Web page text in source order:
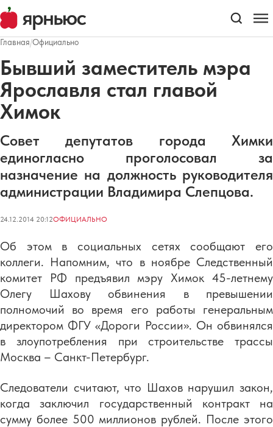
Главная/Официально
Бывший заместитель мэра
Ярославля стал главой
Химок
Совет депутатов города Химки
единогласно проголосовал за
назначение на должность руководителя
администрации Владимира Слепцова.
24.12.2014 20:12ОФИЦИАЛЬНО
Об этом в социальных сетях сообщают его
коллеги. Напомним, что в ноябре Следственный
комитет РФ предъявил мэру Химок 45-летнему
Олегу Шахову обвинения в превышении
полномочий во время его работы генеральным
директором ФГУ «Дороги России». Он обвинялся
в злоупотребления при строительстве трассы
Москва – Санкт-Петербург.
Следователи считают, что Шахов нарушил закон,
когда заключил государственный контракт на
сумму более 500 миллионов рублей. После этого